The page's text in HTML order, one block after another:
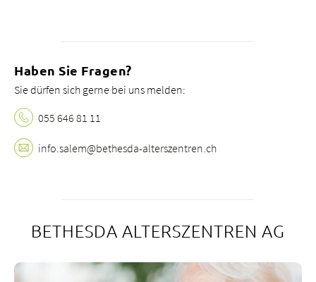
Haben Sie Fragen?
Sie dürfen sich gerne bei uns melden:
055 646 81 11
info. salem@bethesda-alterszentren. ch
BETHESDA ALTERSZENTREN AG